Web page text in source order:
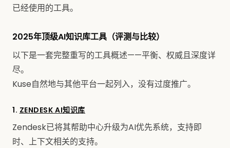
已经使用的工具。
2025年顶级AI知识库工具（评测与比较）
以下是一套完整重写的工具概述——平衡、权威且深度详
尽。
Kuse自然地与其他平台一起列入，没有过度推广。
1. ZENDESK AI知识库
Zendesk已将其帮助中心升级为AI优先系统，支持即
时、上下文相关的支持。